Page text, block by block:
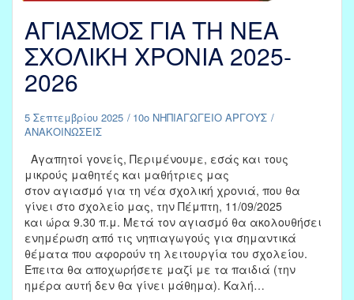
ΑΓΙΑΣΜΟΣ ΓΙΑ ΤΗ ΝΕΑ
ΣΧΟΛΙΚΗ ΧΡΟΝΙΑ 2025-
2026
5 Σεπτεμβρίου 2025
10ο ΝΗΠΙΑΓΩΓΕΙΟ ΑΡΓΟΥΣ
ΑΝΑΚΟΙΝΩΣΕΙΣ
Αγαπητοί γονείς, Περιμένουμε, εσάς και τους
μικρούς μαθητές και μαθήτριες μας
στον αγιασμό για τη νέα σχολική χρονιά, που θα
γίνει στο σχολείο μας, την Πέμπτη, 11/09/2025
και ώρα 9.30 π.μ. Μετά τον αγιασμό θα ακολουθήσει
ενημέρωση από τις νηπιαγωγούς για σημαντικά
θέματα που αφορούν τη λειτουργία του σχολείου.
Έπειτα θα αποχωρήσετε μαζί με τα παιδιά (την
ημέρα αυτή δεν θα γίνει μάθημα). Καλή…